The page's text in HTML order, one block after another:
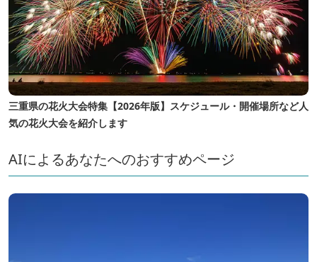
三重県の花火大会特集【2026年版】スケジュール・開催場所など人
気の花火大会を紹介します
AIによるあなたへのおすすめページ